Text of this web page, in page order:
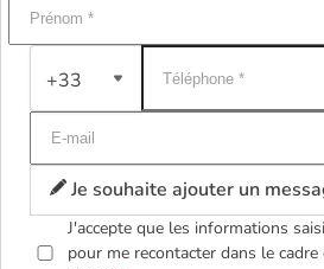
+33
Je souhaite ajouter un
J'accepte que les informations
pour me recontacter dans le cadre